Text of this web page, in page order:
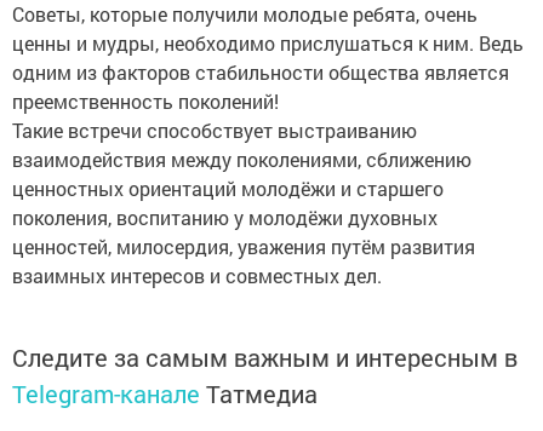
Советы, которые получили молодые ребята, очень
ценны и мудры, необходимо прислушаться к ним. Ведь
одним из факторов стабильности общества является
преемственность поколений!
Такие встречи способствует выстраиванию
взаимодействия между поколениями, сближению
ценностных ориентаций молодёжи и старшего
поколения, воспитанию у молодёжи духовных
ценностей, милосердия, уважения путём развития
взаимных интересов и совместных дел.
Следите за самым важным и интересным в
Telegram-канале Татмедиа